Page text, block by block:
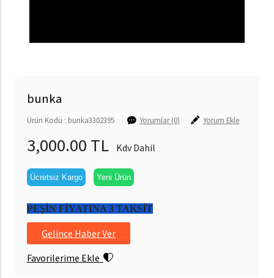
bunka
Ürün Kodu : bunka3302395 Yorumlar (0) Yorum Ekle
3,000.00 TL Kdv Dahil
Ücretsiz Kargo Yeni Ürün
PEŞİN FİYATINA 3 TAKSİT
Gelince Haber Ver
Favorilerime Ekle